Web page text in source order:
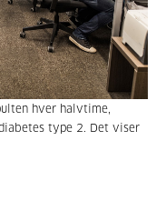
hver halvtime,
type 2. Det viser